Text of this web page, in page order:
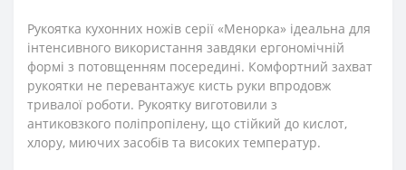
Рукоятка кухонних ножів серії «Менорка» ідеальна для
інтенсивного використання завдяки ергономічній
формі з потовщенням посередині. Комфортний захват
рукоятки не перевантажує кисть руки впродовж
тривалої роботи. Рукоятку виготовили з
антиковзкого поліпропілену, що стійкий до кислот,
хлору, миючих засобів та високих температур.